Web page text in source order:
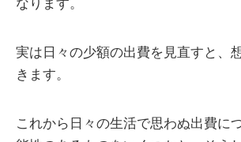
なります。
実は日々の少額の出費を見直すと、
きます。
これから日々の生活で思わぬ出費に